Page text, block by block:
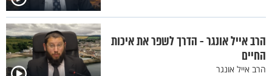
הרב אייל אונגר - הדרך לשפר את איכות
החיים
הרב אייל אונגר